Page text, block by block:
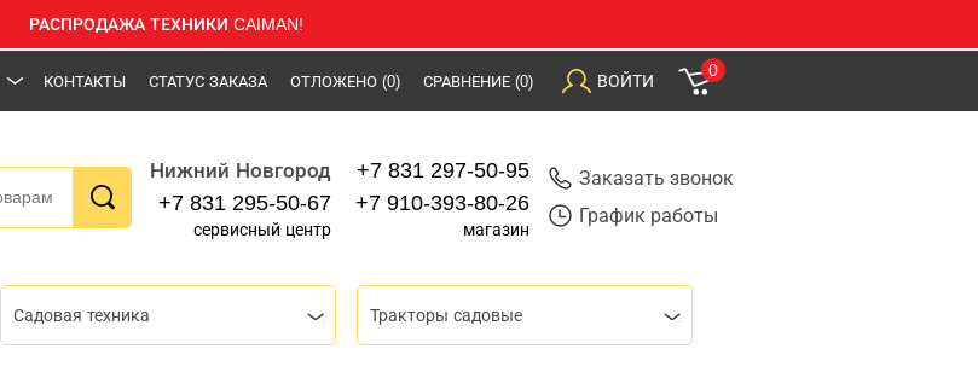
РАСПРОДАЖА ТЕХНИКИ CAIMAN!
КОНТАКТЫ СТАТУС ЗАКАЗА ОТЛОЖЕНО (0) СРАВНЕНИЕ (0) ВОЙТИ
0
Нижний Новгород
+7 831 295-50-67
сервисный центр
+7 831 297-50-95
+7 910-393-80-26
магазин
Заказать звонок
График работы
Садовая техника Тракторы садовые